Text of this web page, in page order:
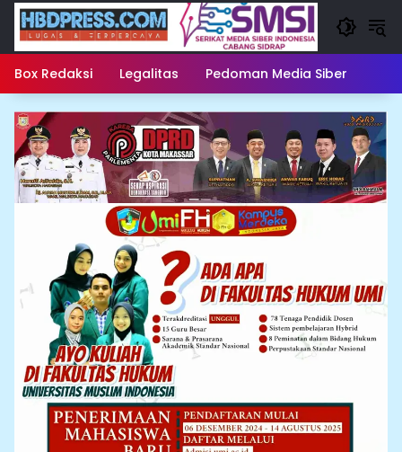
Langsung
konten
Box Redaksi Legalitas Pedoman Media Siber